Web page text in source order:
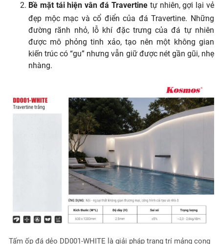
Bề mặt tái hiện vân đá Travertinetự nhiên, gợi lại vẻ
đẹp mộc mạc và cổ điển của đá Travertine. Những
đường rãnh nhỏ, lỗ khí đặc trưng của đá tự nhiên
được mô phỏng tinh xảo, tạo nên một không gian
kiến trúc có “gu” nhưng vẫn giữ được nét gần gũi, nhẹ
nhàng.
Tấm ốp đá dẻo DD001-WHITE là giải pháp trang trí mảng cong